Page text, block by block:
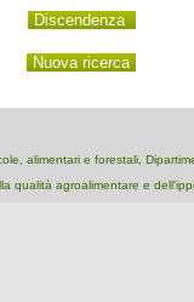
alimentari e forestali,
qualità agroalimentare e